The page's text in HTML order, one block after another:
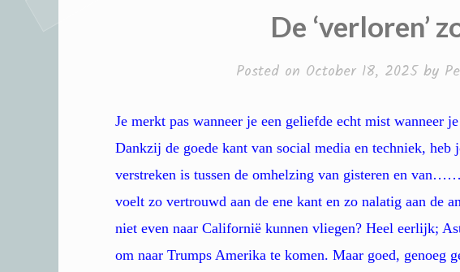
De ‘verloren’
Posted on October 18, 2025by
Je merkt pas wanneer je een geliefde echt mist wanneer
Dankzij de goede kant van social media en techniek,
verstreken is tussen de omhelzing van gisteren en
voelt zo vertrouwd aan de ene kant en zo nalatig aan de
niet even naar Californië kunnen vliegen? Heel eerlijk;
om naar Trumps Amerika te komen. Maar goed, genoeg